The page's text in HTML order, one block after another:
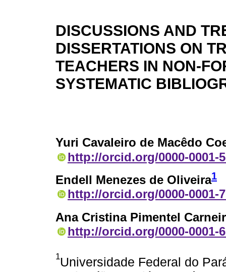
DISCUSSIONS AND
DISSERTATIONS ON
TEACHERS IN NON-
SYSTEMATIC
Yuri Cavaleiro de Macêdo
http://orcid.org/0000-0001-
Endell Menezes de Oliveira1
http://orcid.org/0000-0001-
Ana Cristina Pimentel
http://orcid.org/0000-0001-
1Universidade Federal do